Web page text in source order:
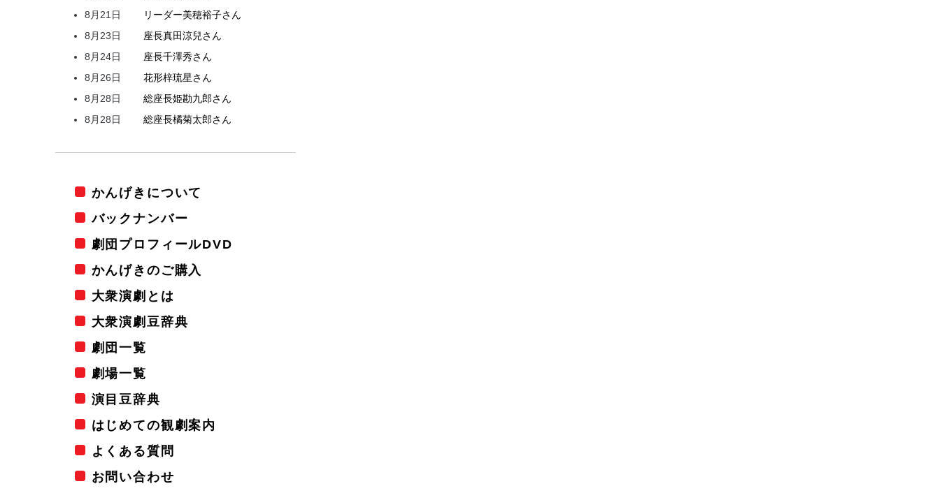
8月21日
リーダー美穂裕子さん
8月23日
座長真田涼兒さん
8月24日
座長千澤秀さん
8月26日
花形梓琉星さん
8月28日
総座長姫勘九郎さん
8月28日
総座長橘菊太郎さん
かんげきについて
バックナンバー
劇団プロフィールDVD
かんげきのご購入
大衆演劇とは
大衆演劇豆辞典
劇団一覧
劇場一覧
演目豆辞典
はじめての観劇案内
よくある質問
お問い合わせ